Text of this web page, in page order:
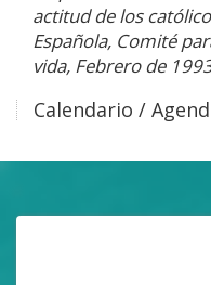
actitud de los
Española, Comité
vida, Febrero de
Calendario /